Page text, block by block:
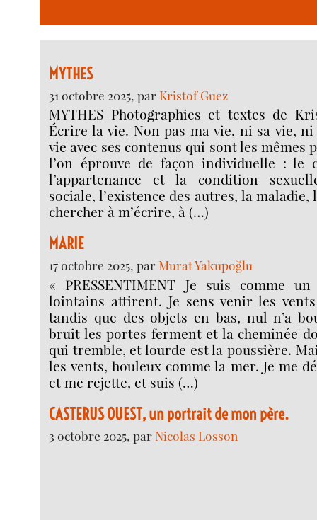
MYTHES
31 octobre 2025, parKristof Guez
MYTHES Photographies et textes de
Écrire la vie. Non pas ma vie, ni sa vie,
vie avec ses contenus qui sont les mêmes
l’on éprouve de façon individuelle : le
l’appartenance et la condition
sociale, l’existence des autres, la maladie,
chercher à m’écrire, à (…)
MARIE
17 octobre 2025, parMurat Yakupoğlu
« PRESSENTIMENT Je suis comme
lointains attirent. Je sens venir les
tandis que des objets en bas, nul n’a
bruit les portes ferment et la cheminée
qui tremble, et lourde est la poussière.
les vents, houleux comme la mer. Je me
et me rejette, et suis (…)
CASTERUS OUEST, un portrait de mon père.
3 octobre 2025, parNicolas Losson